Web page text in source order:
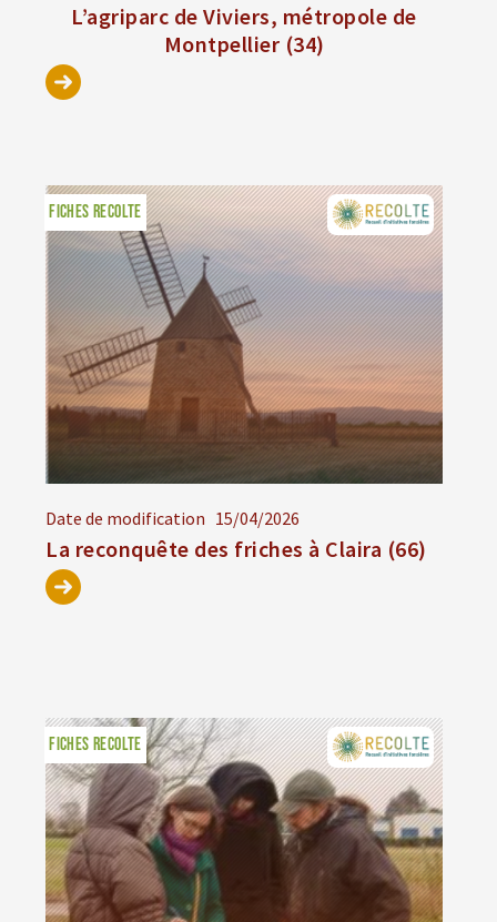
L’agriparc de Viviers, métropole de
Montpellier (34)
Date de modification 15/04/2026
La reconquête des friches à Claira (66)
FICHES RECOLTE
FICHES RECOLTE